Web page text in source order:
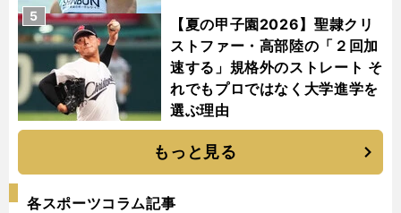
【夏の甲子園2026】聖隷クリ
ストファー・高部陸の「２回加
速する」規格外のストレート そ
れでもプロではなく大学進学を
選ぶ理由
5
もっと見る
各スポーツコラム記事